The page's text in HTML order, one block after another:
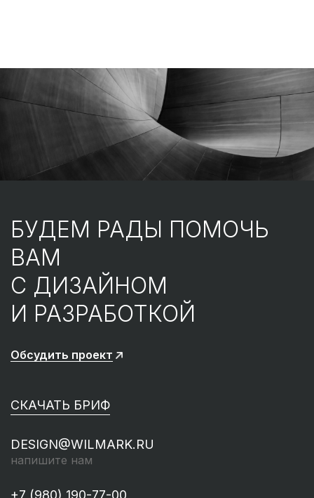
БУДЕМ РАДЫ ПОМОЧЬ
ВАМ
С ДИЗАЙНОМ
И РАЗРАБОТКОЙ
Обсудить проект
СКАЧАТЬ БРИФ
DESIGN@WILMARK.RU
напишите нам
+7 (980) 190-77-00